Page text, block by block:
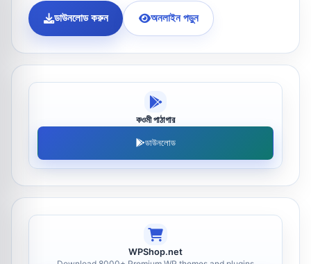
ডাউনলোড করুন অনলাইন পড়ুন
কওমী পাঠাগার
ডাউনলোড
WPShop.net